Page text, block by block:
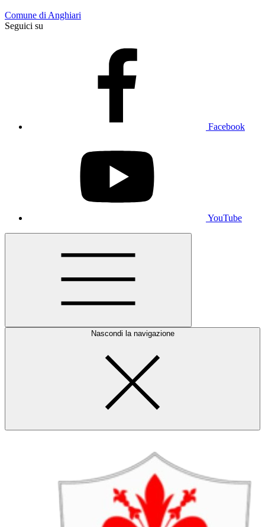
Comune di Anghiari
Seguici su
Facebook
YouTube
Nascondi la navigazione